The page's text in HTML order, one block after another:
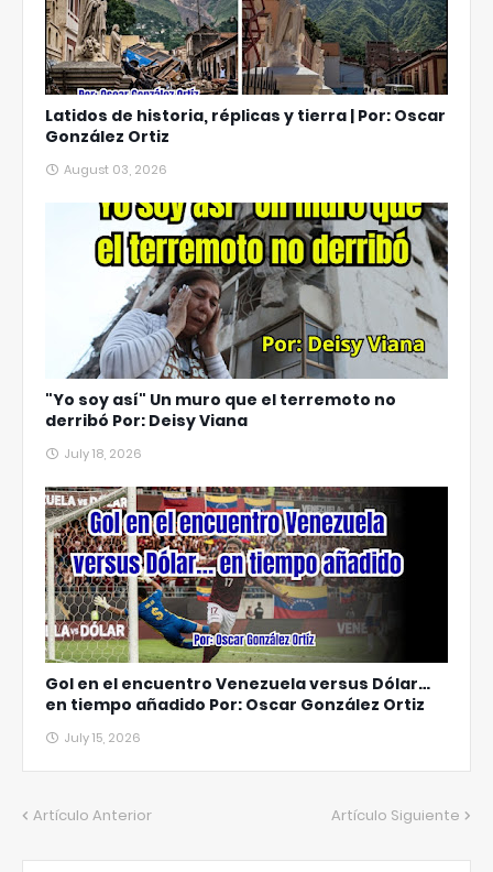
Latidos de historia, réplicas y tierra | Por: Oscar
González Ortiz
August 03, 2026
"Yo soy así" Un muro que el terremoto no
derribó Por: Deisy Viana
July 18, 2026
Gol en el encuentro Venezuela versus Dólar…
en tiempo añadido Por: Oscar González Ortiz
July 15, 2026
Artículo Anterior Artículo Siguiente